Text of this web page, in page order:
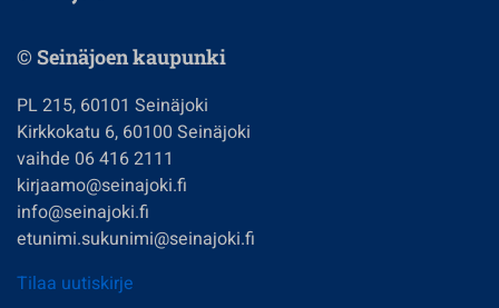
© Seinäjoen kaupunki
PL 215, 60101 Seinäjoki
Kirkkokatu 6, 60100 Seinäjoki
vaihde 06 416 2111
kirjaamo@seinajoki.fi
info@seinajoki.fi
etunimi.sukunimi@seinajoki.fi
Tilaa uutiskirje